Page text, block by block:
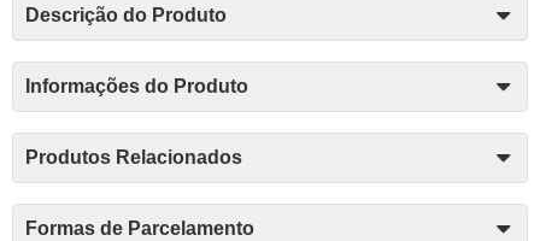
Descrição do Produto
Informações do Produto
Produtos Relacionados
Formas de Parcelamento